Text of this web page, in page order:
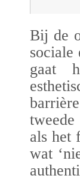
Bij de
sociale
gaat
als het
wat